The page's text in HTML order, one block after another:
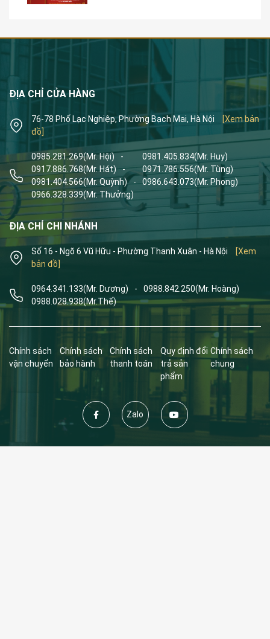
ĐỊA CHỈ CỬA HÀNG
76-78 Phố Lạc Nghiệp, Phường Bạch Mai, Hà Nội
[Xem bản
đồ]
0985.281.269(Mr. Hội) - 0981.405.834(Mr. Huy)
0917.886.768(Mr. Hát) - 0971.786.556(Mr. Tùng)
0981.404.566(Mr. Quỳnh) - 0986.643.073(Mr. Phong)
0966.328.339(Mr. Thưởng)
ĐỊA CHỈ CHI NHÁNH
Số 16 - Ngõ 6 Vũ Hữu - Phường Thanh Xuân - Hà Nội
[Xem
bản đồ]
0964.341.133(Mr. Dương) - 0988.842.250(Mr. Hoàng)
0988.028.938(Mr.Thế)
Chính sách
vận chuyển
Chính sách
bảo hành
Chính sách
thanh toán
Quy định đổi
trả sản
phẩm
Chính sách
chung
Zalo